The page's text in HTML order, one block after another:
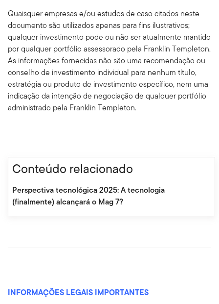
Quaisquer empresas e/ou estudos de caso citados neste
documento são utilizados apenas para fins ilustrativos;
qualquer investimento pode ou não ser atualmente mantido
por qualquer portfólio assessorado pela Franklin Templeton.
As informações fornecidas não são uma recomendação ou
conselho de investimento individual para nenhum título,
estratégia ou produto de investimento específico, nem uma
indicação da intenção de negociação de qualquer portfólio
administrado pela Franklin Templeton.
Conteúdo relacionado
Perspectiva tecnológica 2025: A tecnologia
(finalmente) alcançará o Mag 7?
INFORMAÇÕES LEGAIS IMPORTANTES